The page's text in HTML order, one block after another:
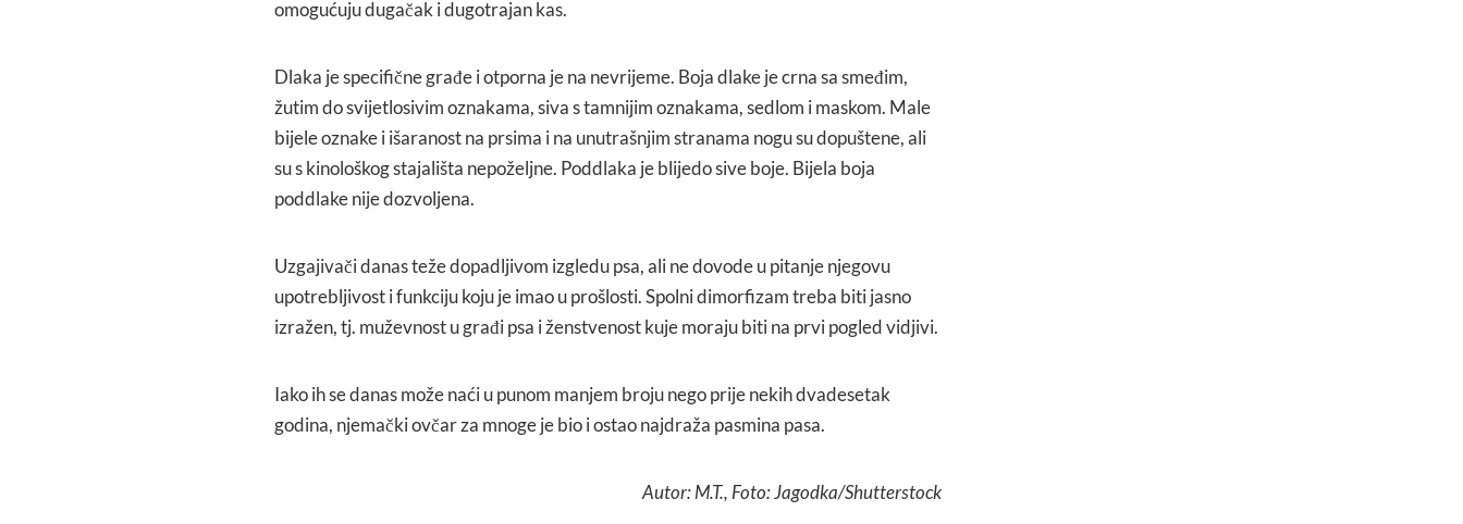
omogućuju dugačak i dugotrajan kas.
Dlaka je specifične građe i otporna je na nevrijeme. Boja dlake je crna sa smeđim,
žutim do svijetlosivim oznakama, siva s tamnijim oznakama, sedlom i maskom. Male
bijele oznake i išaranost na prsima i na unutrašnjim stranama nogu su dopuštene, ali
su s kinološkog stajališta nepoželjne. Poddlaka je blijedo sive boje. Bijela boja
poddlake nije dozvoljena.
Uzgajivači danas teže dopadljivom izgledu psa, ali ne dovode u pitanje njegovu
upotrebljivost i funkciju koju je imao u prošlosti. Spolni dimorfizam treba biti jasno
izražen, tj. muževnost u građi psa i ženstvenost kuje moraju biti na prvi pogled vidjivi.
Iako ih se danas može naći u punom manjem broju nego prije nekih dvadesetak
godina, njemački ovčar za mnoge je bio i ostao najdraža pasmina pasa.
Autor: M.T., Foto: Jagodka/Shutterstock